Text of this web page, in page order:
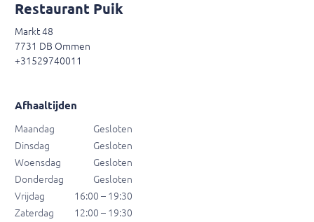
Restaurant Puik
Markt 48
7731 DB Ommen
+31529740011
Afhaaltijden
Maandag
Gesloten
Dinsdag
Gesloten
Woensdag
Gesloten
Donderdag
Gesloten
Vrijdag
16:00 – 19:30
Zaterdag
12:00 – 19:30